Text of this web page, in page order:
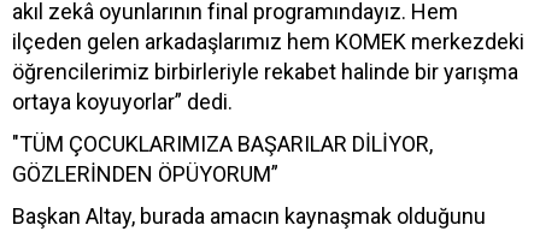
akıl zekâ oyunlarının final programındayız. Hem
ilçeden gelen arkadaşlarımız hem KOMEK merkezdeki
öğrencilerimiz birbirleriyle rekabet halinde bir yarışma
ortaya koyuyorlar” dedi.
"TÜM ÇOCUKLARIMIZA BAŞARILAR DİLİYOR,
GÖZLERİNDEN ÖPÜYORUM”
Başkan Altay, burada amacın kaynaşmak olduğunu